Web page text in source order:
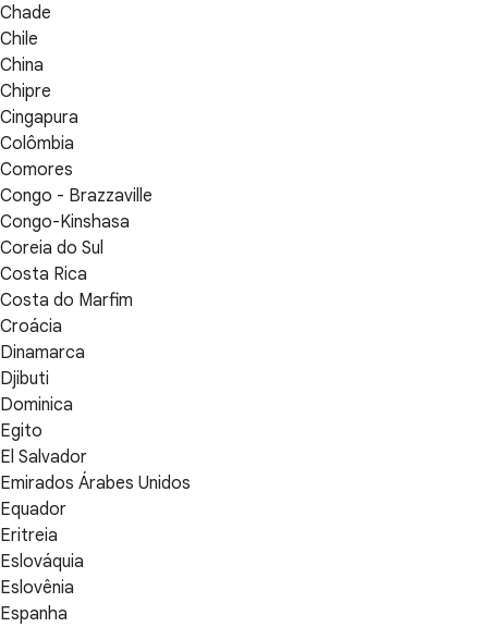
Chade
Chile
China
Chipre
Cingapura
Colômbia
Comores
Congo - Brazzaville
Congo-Kinshasa
Coreia do Sul
Costa Rica
Costa do Marfim
Croácia
Dinamarca
Djibuti
Dominica
Egito
El Salvador
Emirados Árabes Unidos
Equador
Eritreia
Eslováquia
Eslovênia
Espanha